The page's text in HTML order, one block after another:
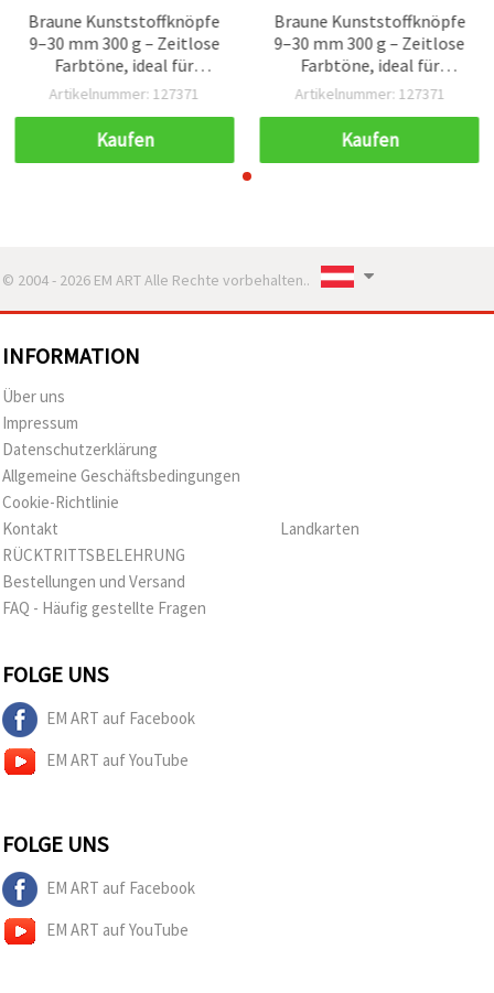
Braune Kunststoffknöpfe
9–30 mm 300 g – Zeitlose
Farbtöne, ideal für
nachhaltiges Nähen,
Deko-Projekte
Artikelnummer: 127371
Kaufen
Braune Kunststoffknöpfe
9–30 mm 300 g – Zeitlose
Farbtöne, ideal für
nachhaltiges Nähen,
Deko-Projekte
Artikelnummer: 127371
Kaufen
© 2004 - 2026 EM ART Alle Rechte vorbehalten..
INFORMATION
Über uns
Impressum
Datenschutzerklärung
Allgemeine Geschäftsbedingungen
Cookie-Richtlinie
Kontakt
RÜCKTRITTSBELEHRUNG
Bestellungen und Versand
FAQ - Häufig gestellte Fragen
Landkarten
FOLGE UNS
EM ART auf Facebook
EM ART auf YouTube
FOLGE UNS
EM ART auf Facebook
EM ART auf YouTube